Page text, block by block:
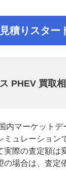
見積りスター
PHEV 買取
内マーケットデ
ミュレーション
実際の査定額は
の場合は、査定